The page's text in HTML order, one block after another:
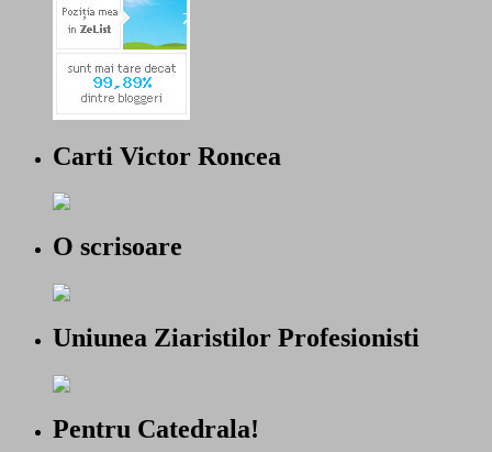
Carti Victor Roncea
O scrisoare
Uniunea Ziaristilor Profesionisti
Pentru Catedrala!